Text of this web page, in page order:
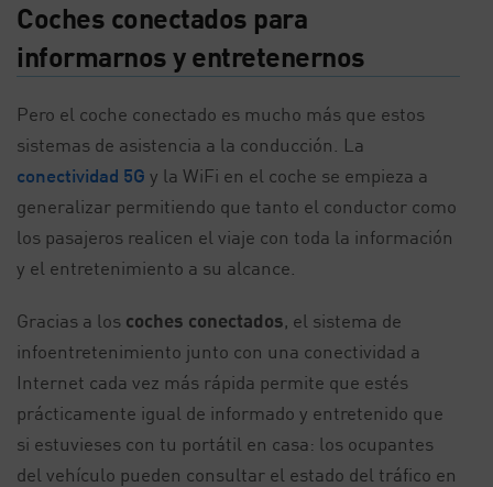
Coches conectados para
informarnos y entretenernos
Pero el coche conectado es mucho más que estos
sistemas de asistencia a la conducción. La
conectividad 5G y la WiFi en el coche se empieza a
generalizar permitiendo que tanto el conductor como
los pasajeros realicen el viaje con toda la información
y el entretenimiento a su alcance.
Gracias a los coches conectados, el sistema de
infoentretenimiento junto con una conectividad a
Internet cada vez más rápida permite que estés
prácticamente igual de informado y entretenido que
si estuvieses con tu portátil en casa: los ocupantes
del vehículo pueden consultar el estado del tráfico en